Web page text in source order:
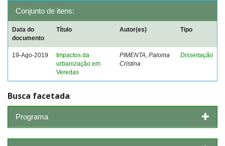
Conjunto de itens:
Data do
documento
Título Autor(es) Tipo
19-Ago-2019
Impactos da
urbanização em
Veredas
PIMENTA, Paloma
Cristina
Dissertação
Busca facetada
Programa